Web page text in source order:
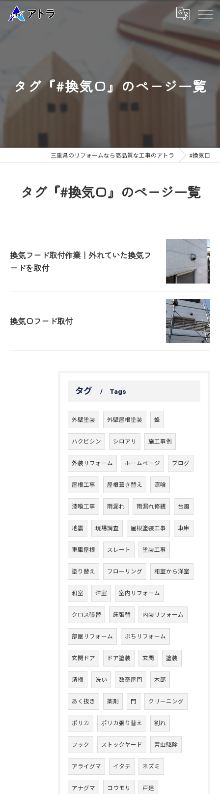
タグ『#換気口』のページ一覧
三重県のリフォームなら高品質な工事のアトラ #換気口
タグ『#換気口』のページ一覧
換気フード取付作業｜外れていた換気フ
ードを取付
換気口フード取付
タグ Tags
外壁塗装 外壁屋根塗装 蜂
ハクビシン シロアリ 施工事例
外装リフォーム ホームページ ブログ
屋根工事 屋根葺き替え 漆喰
漆喰工事 雨漏れ 雨漏れ修繕 台風
地震 現場調査 屋根塗装工事 車庫
車庫屋根 スレート 塗装工事
塗り替え フローリング 和室から洋室
和室 洋室 室内リフォーム
クロス張替 床張替 内装リフォーム
部屋リフォーム ぷちリフォーム
玄関ドア ドア塗装 玄関 塗装
清掃 洗い 数奇屋門 木部
あく抜き 薬剤 門 クリーニング
ポリカ ポリカ張り替え 割れ
フック ストックヤード 害虫駆除
アライグマ イタチ ネズミ
アナグマ コウモリ 戸建